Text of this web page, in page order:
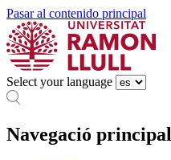
Pasar al contenido principal
Select your language
Navegació principal